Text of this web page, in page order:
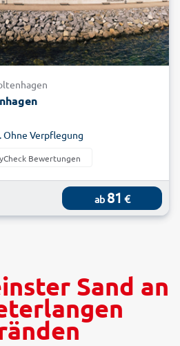
Ohne Verpflegung
Bewertungen
ab 81 €
Sand an